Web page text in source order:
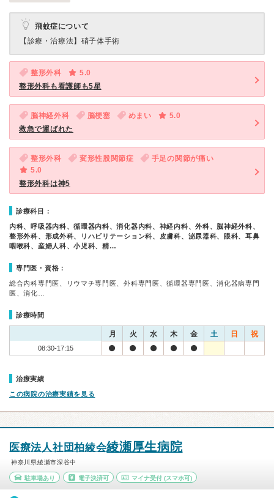
飛蚊症について
【診療・治療法】 硝子体手術
整形外科
5.0
整形外科も看護師も5星
脳神経外科 脳梗塞 めまい
5.0
救急で運ばれた
整形外科 変形性股関節症
手足の関節が痛い
5.0
整形外科は神5
診療科目：
内科、呼吸器内科、循環器内科、消化器内科、神経内科、外科、脳神経外科、
整形外科、形成外科、リハビリテーション科、皮膚科、泌尿器科、眼科、耳鼻
咽喉科、産婦人科、小児科、精…
専門医・資格：
総合内科専門医、リウマチ専門医、外科専門医、循環器専門医、消化器病専門
医、消化…
診療時間
月 火 水 木 金 土 日 祝
08:30-17:15
治療実績
この病院の治療実績を見る
医療法人社団柏綾会綾瀬厚生病院
神奈川県綾瀬市深谷中
駐車場あり 電子決済可 マイナ受付 (スマホ可)